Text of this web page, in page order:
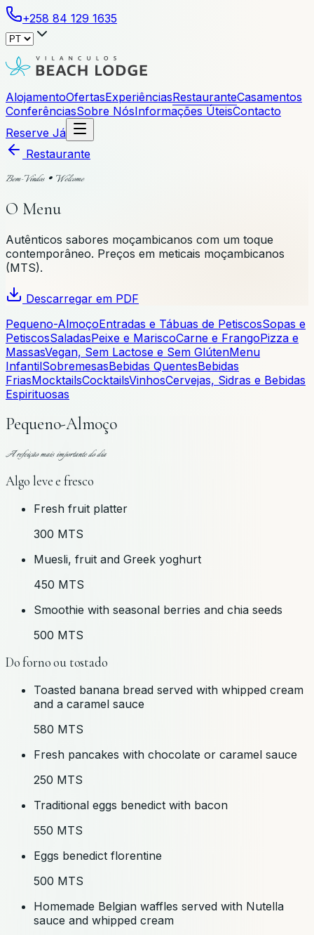
+258 84 129 1635
AlojamentoOfertasExperiênciasRestauranteCasamentos
ConferênciasSobre NósInformações ÚteisContacto
Reserve Já
Restaurante
Bem-Vindos · Welcome
O Menu
Autênticos sabores moçambicanos com um toque
contemporâneo. Preços em meticais moçambicanos
(MTS).
Descarregar em PDF
Pequeno-AlmoçoEntradas e Tábuas de PetiscosSopas e
PetiscosSaladasPeixe e MariscoCarne e FrangoPizza e
MassasVegan, Sem Lactose e Sem GlútenMenu
InfantilSobremesasBebidas QuentesBebidas
FriasMocktailsCocktailsVinhosCervejas, Sidras e Bebidas
Espirituosas
Pequeno-Almoço
A refeição mais importante do dia
Algo leve e fresco
Fresh fruit platter
300 MTS
Muesli, fruit and Greek yoghurt
450 MTS
Smoothie with seasonal berries and chia seeds
500 MTS
Do forno ou tostado
Toasted banana bread served with whipped cream
and a caramel sauce
580 MTS
Fresh pancakes with chocolate or caramel sauce
250 MTS
Traditional eggs benedict with bacon
550 MTS
Eggs benedict florentine
500 MTS
Homemade Belgian waffles served with Nutella
sauce and whipped cream